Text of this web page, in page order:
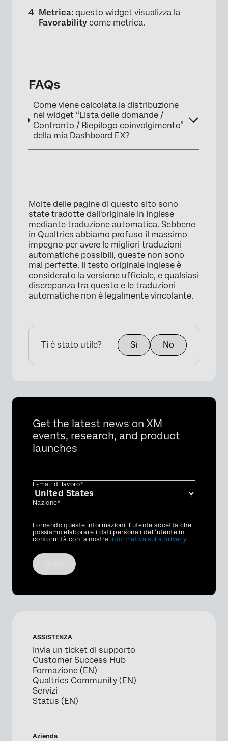
Metrica: questo widget visualizza la
Favorability come metrica.
FAQs
Come viene calcolata la distribuzione
nel widget “Lista delle domande /
Confronto / Riepilogo coinvolgimento”
della mia Dashboard EX?
Molte delle pagine di questo sito sono
state tradotte dall'originale in inglese
mediante traduzione automatica. Sebbene
in Qualtrics abbiamo profuso il massimo
impegno per avere le migliori traduzioni
automatiche possibili, queste non sono
mai perfette. Il testo originale inglese è
considerato la versione ufficiale, e qualsiasi
discrepanza tra questo e le traduzioni
automatiche non è legalmente vincolante.
Ti è stato utile? Sì No
Get the latest news on XM
events, research, and product
launches
E-mail di lavoro*
Nazione*
Privacy
Optin
Fornendo queste informazioni, l'utente accetta che
possiamo elaborare i dati personali dell'utente in
conformità con la nostra Informativa sulla privacy
ASSISTENZA
Invia un ticket di supporto
Customer Success Hub
Formazione (EN)
Qualtrics Community (EN)
Servizi
Status (EN)
Azienda